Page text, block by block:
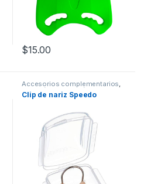
$15.00
Accesorios complementarios,
Natación Protección
Clip de nariz Speedo